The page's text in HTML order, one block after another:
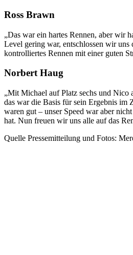
Ross Brawn
„Das war ein hartes Rennen, aber wir
Level gering war, entschlossen wir uns
kontrolliertes Rennen mit einer guten
Norbert Haug
„Mit Michael auf Platz sechs und Nico
das war die Basis für sein Ergebnis im
waren gut – unser Speed war aber
hat. Nun freuen wir uns alle auf das
Quelle Pressemitteilung und Fotos: